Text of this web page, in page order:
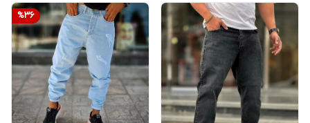
%36